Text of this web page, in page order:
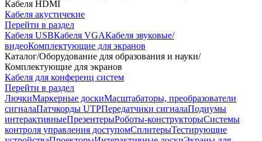
Кабеля HDMI
Кабеля акустичекие
Перейти в раздел
Кабеля USBКабеля VGAКабеля звуковые/
видеоКомплектующие для экранов
Каталог/Оборудование для образования и науки/
Комплектующие для экранов
Кабеля для конференц систем
Перейти в раздел
ЛючкиМаркерные доскиМасштабаторы, преобразователи
сигналаПатчкорды UTPПередатчики сигналаПодиумы
интерактивныеПрезентерыРоботы-конструкторыСистемы
контроля управления доступомСплитерыТестирующие